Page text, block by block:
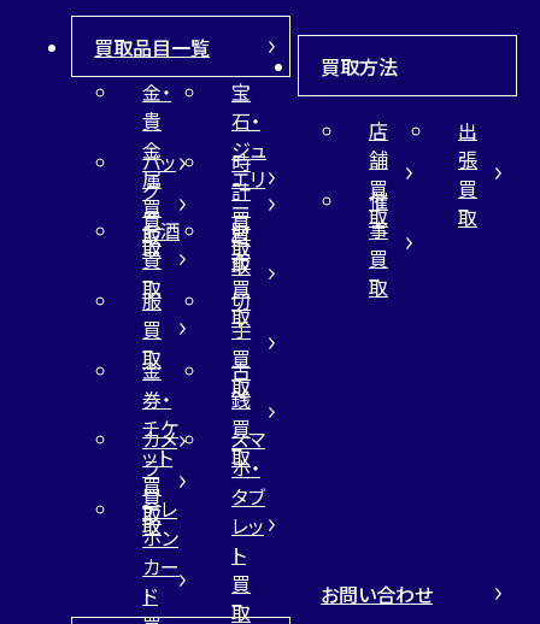
買取品目一覧
金・
貴
金
属
買
取
宝
石・
ジュ
エリ
ー
買
取
バッ
グ
買
取
時
計
買
取
お酒
買
取
財
布
買
取
服
買
取
切
手
買
取
金
券・
チケ
ット
買
取
古
銭
買
取
カメ
ラ
買
取
スマ
ホ・
タブ
レッ
ト
買
取
テレ
ホン
カー
ド
買取方法
店
舗
買
取
出
張
買
取
催
事
買
取
お問い合わせ